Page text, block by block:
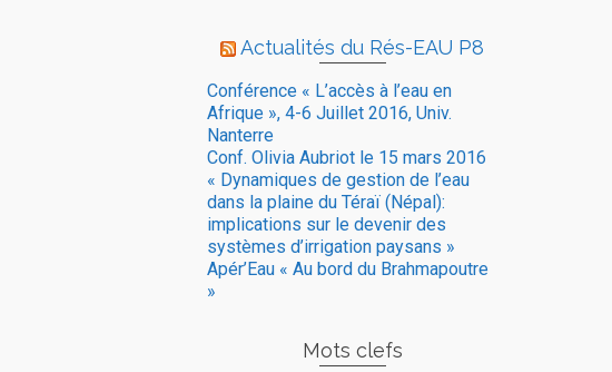
Actualités du Rés-EAU P8
Conférence « L’accès à l’eau en
Afrique », 4-6 Juillet 2016, Univ.
Nanterre
Conf. Olivia Aubriot le 15 mars 2016
« Dynamiques de gestion de l’eau
dans la plaine du Téraï (Népal):
implications sur le devenir des
systèmes d’irrigation paysans »
Apér’Eau « Au bord du Brahmapoutre
»
Mots clefs